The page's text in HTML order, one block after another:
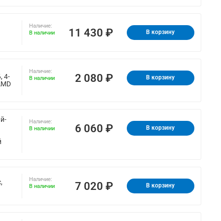
Наличие:
В наличии
11 430 ₽ В корзину
4-
Наличие:
В наличии
2 080 ₽ В корзину
Наличие:
В наличии
6 060 ₽ В корзину
Наличие:
В наличии
7 020 ₽ В корзину